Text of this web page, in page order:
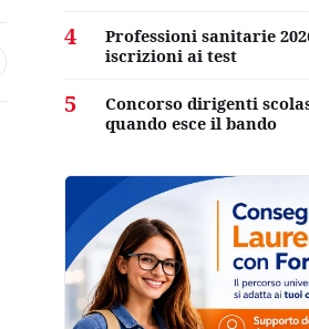
4
Professioni sanitarie
iscrizioni ai test
5
Concorso dirigenti
quando esce il bando